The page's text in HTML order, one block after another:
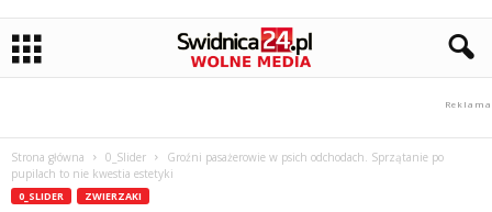
Strona główna 0_Slider
Groźni pasażerowie w psich odchodach. Sprzątanie po
pupilach to nie kwestia estetyki
0_SLIDER ZWIERZAKI